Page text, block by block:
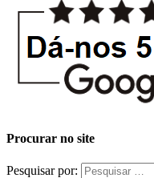
Procurar no site
Pesquisar por: